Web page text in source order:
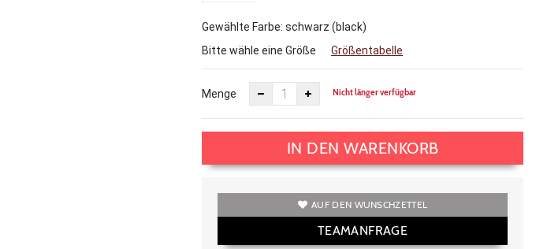
Gewählte Farbe: schwarz (black)
Bitte wähle eine Größe
Größentabelle
Menge Nicht länger verfügbar
IN DEN WARENKORB
AUF DEN WUNSCHZETTEL
TEAMANFRAGE